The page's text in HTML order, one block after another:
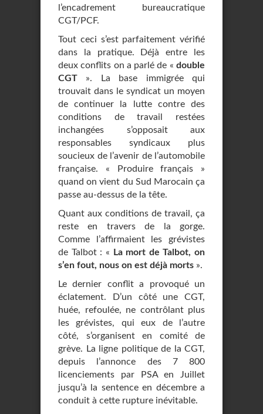
l’encadrement bureaucratique
CGT/PCF.
Tout ceci s’est parfaitement vérifié
dans la pratique. Déjà entre les
deux conflits on a parlé de « double
CGT ». La base immigrée qui
trouvait dans le syndicat un moyen
de continuer la lutte contre des
conditions de travail restées
inchangées s’opposait aux
responsables syndicaux plus
soucieux de l’avenir de l’automobile
française. « Produire français »
quand on vient du Sud Marocain ça
passe au-dessus de la tête.
Quant aux conditions de travail, ça
reste en travers de la gorge.
Comme l’affirmaient les grévistes
de Talbot : «
La mort de Talbot, on
s’en fout, nous on est déjà morts ».
Le dernier conflit a provoqué un
éclatement. D’un côté une CGT,
huée, refoulée, ne contrôlant plus
les grévistes, qui eux de l’autre
côté, s’organisent en comité de
grève. La ligne politique de la CGT,
depuis l’annonce des 7 800
licenciements par PSA en Juillet
jusqu’à la sentence en décembre a
conduit à cette rupture inévitable.